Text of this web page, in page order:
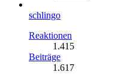
schlingo
Reaktionen
1.415
Beiträge
1.617